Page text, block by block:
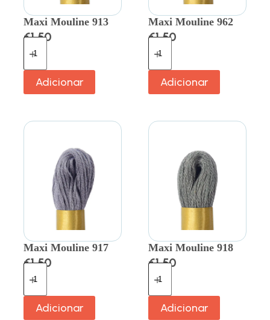
Maxi Mouline 913
€1.50
Adicionar
Maxi Mouline 962
€1.50
Adicionar
Maxi Mouline 917
€1.50
Adicionar
Maxi Mouline 918
€1.50
Adicionar